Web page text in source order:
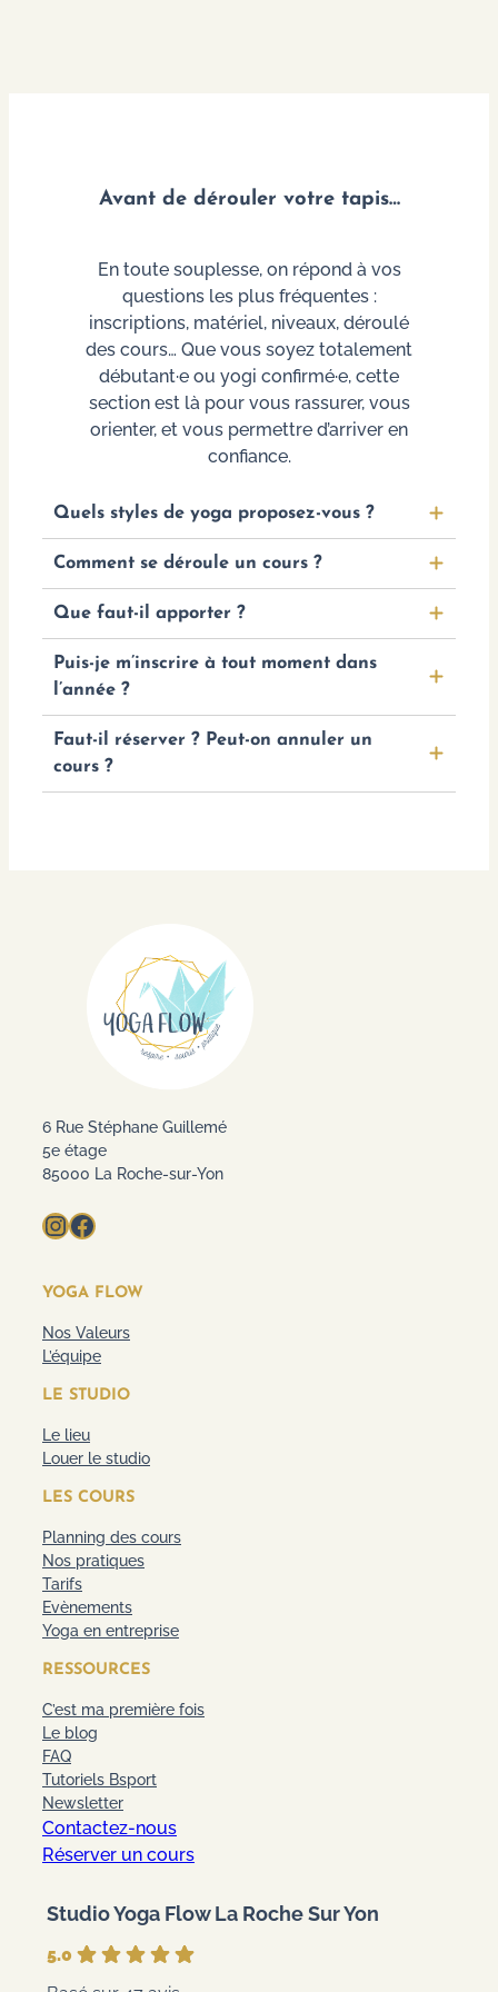
APRÈS
Avant de dérouler votre tapis…
En toute souplesse, on répond à vos
questions les plus fréquentes :
inscriptions, matériel, niveaux, déroulé
des cours… Que vous soyez totalement
débutant·e ou yogi confirmé·e, cette
section est là pour vous rassurer, vous
orienter, et vous permettre d’arriver en
confiance.
Quels styles de yoga proposez-vous ?
Comment se déroule un cours ?
Que faut-il apporter ?
Puis-je m’inscrire à tout moment dans
l’année ?
Faut-il réserver ? Peut-on annuler un
cours ?
6 Rue Stéphane Guillemé
5e étage
85000 La Roche-sur-Yon
InstagramFacebook
YOGA FLOW
Nos Valeurs
L’équipe
LE STUDIO
Le lieu
Louer le studio
LES COURS
Planning des cours
Nos pratiques
Tarifs
Evènements
Yoga en entreprise
RESSOURCES
C’est ma première fois
Le blog
FAQ
Tutoriels Bsport
Newsletter
Contactez-nous
Réserver un cours
Studio Yoga Flow La Roche Sur Yon
5.0